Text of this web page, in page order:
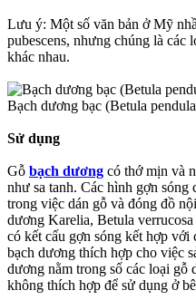
Lưu ý: Một số văn bản ở Mỹ
pubescens, nhưng chúng là các
khác nhau.
Bạch dương bạc (Betula
Sử dụng
Gỗ bạch dương có thớ mịn và
như sa tanh. Các hình gợn sóng
trong việc dán gỗ và đóng đồ
dương Karelia, Betula
có kết cấu gợn sóng kết hợp với
bạch dương thích hợp cho việc
dương nằm trong số các loại gỗ
không thích hợp để sử dụng ở